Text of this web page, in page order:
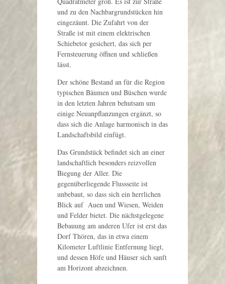
und zu den Nachbargrundstücken hin
eingezäunt. Die Zufahrt von der
Straße ist mit einem elektrischen
Schiebetor gesichert, das sich per
Fernsteuerung öffnen und schließen
lässt.
Der schöne Bestand an für die Region
typischen Bäumen und Büschen wurde
in den letzten Jahren behutsam um
einige Neuanpflanzungen ergänzt, so
dass sich die Anlage harmonisch in das
Landschaftsbild einfügt.
Das Grundstück befindet sich an einer
landschaftlich besonders reizvollen
Biegung der Aller. Die
gegenüberliegende Flussseite ist
unbebaut, so dass sich ein herrlichen
Blick auf Auen und Wiesen, Weiden
und Felder bietet. Die nächstgelegene
Bebauung am anderen Ufer ist erst das
Dorf Thören, das in etwa einem
Kilometer Luftlinie Entfernung liegt,
und dessen Höfe und Häuser sich sanft
am Horizont abzeichnen.